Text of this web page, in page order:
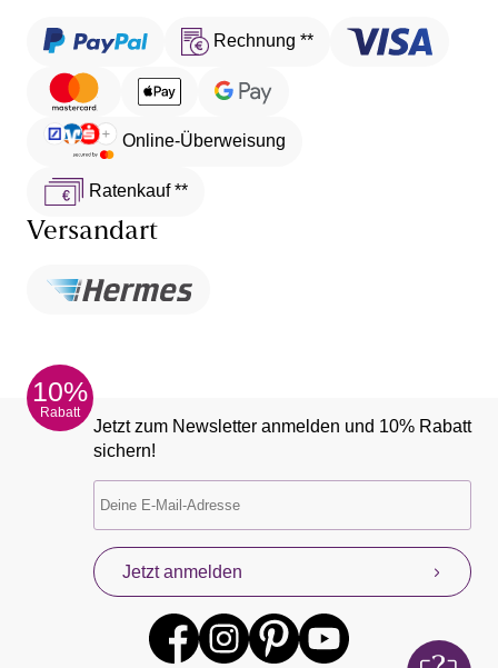
Rechnung **
Online-Überweisung
Ratenkauf **
Versandart
10%
Rabatt
Jetzt zum Newsletter anmelden und 10% Rabatt
sichern!
Jetzt anmelden